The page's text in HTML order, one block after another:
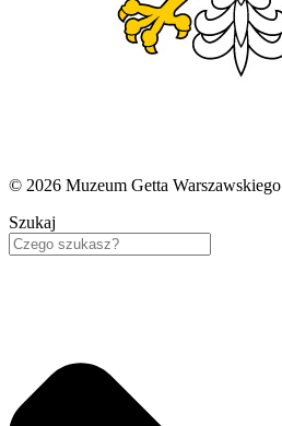
© 2026 Muzeum Getta Warszawskiego
Szukaj